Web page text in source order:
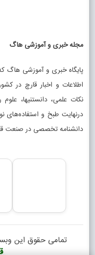
مجله خبری و آموزشی هاگ
پایگاه خبری و آموزشی هاگ
اطلاعات و اخبار قارچ در
نکات علمی، دانستنیها، علوم
درنهایت طبخ و استفاده‌های
دانشنامه تخصصی در صنعت
تمامی حقوق این